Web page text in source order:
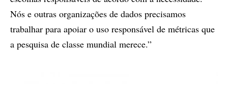
Nós e outras organizações de dados precisamos
trabalhar para apoiar o uso responsável de métricas que
a pesquisa de classe mundial merece.”